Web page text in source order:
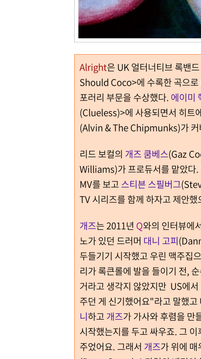
Alright은 UK 얼터너티브 록밴드
Should Coco>에 수록한 곡으
포러리 부문을 수상했다. 에이미
(Clueless)>에 사용되면서 히트
(Alvin & The Chipmunks)가 커
리드 보컬의 개즈 쿰베스(Gaz
Williams)가 프로듀서를 맡았다.
MV를 보고 스티븐 스필버그
TV 시리즈를 함께 하자고 제안
개즈는 2011년 Q와의 인터뷰에
노가 있던 드러머 대니 고피
두들기기 시작했고 우린 맥주집
리가 록큰롤에 발을 들이기 전,
거라고 생각지 않았지만 US에
주던 게 신기했어요"라고 말했고
니하고 개즈가 가사와 후렴을 만
시작했는지를 두고 싸우죠. 그
주었어요. 그래서 개즈가 위에